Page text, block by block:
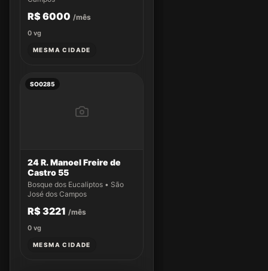
R$ 6000 /mês
0 vg
MESMA CIDADE
SO0285
24 R. Manoel Freire de
Castro 55
Bosque dos Eucaliptos • São
José dos Campos
R$ 3221 /mês
0 vg
MESMA CIDADE